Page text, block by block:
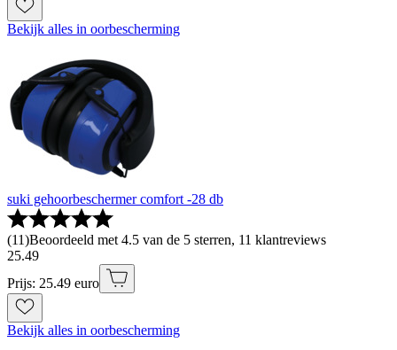
Bekijk alles in oorbescherming
suki gehoorbeschermer comfort -28 db
(11)Beoordeeld met 4.5 van de 5 sterren, 11 klantreviews
25.49
Prijs: 25.49 euro
Bekijk alles in oorbescherming